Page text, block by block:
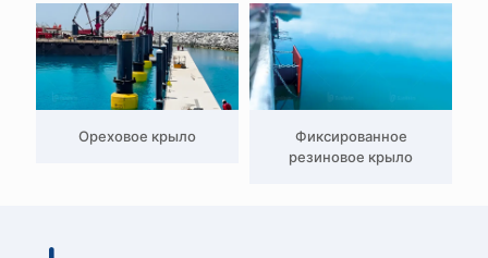
Ореховое крыло
Фиксированное
резиновое крыло